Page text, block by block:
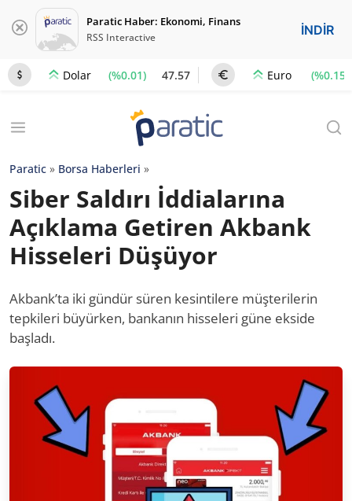
Paratic Haber: Ekonomi, Finans
RSS Interactive İNDİR
Dolar (%0.01) 47.57 Euro (%0.15)
Paratic » Borsa Haberleri »
Siber Saldırı İddialarına
Açıklama Getiren Akbank
Hisseleri Düşüyor
Akbank’ta iki gündür süren kesintilere müşterilerin
tepkileri büyürken, bankanın hisseleri güne ekside
başladı.